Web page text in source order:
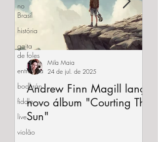
no
Brasil
história
gaita
de foles
entrevista
bodhrán
fiddle
live
violão
Andrew Finn Magill lança
novo álbum "Courting The
Sun"
Mila Maia
24 de jul. de 2025